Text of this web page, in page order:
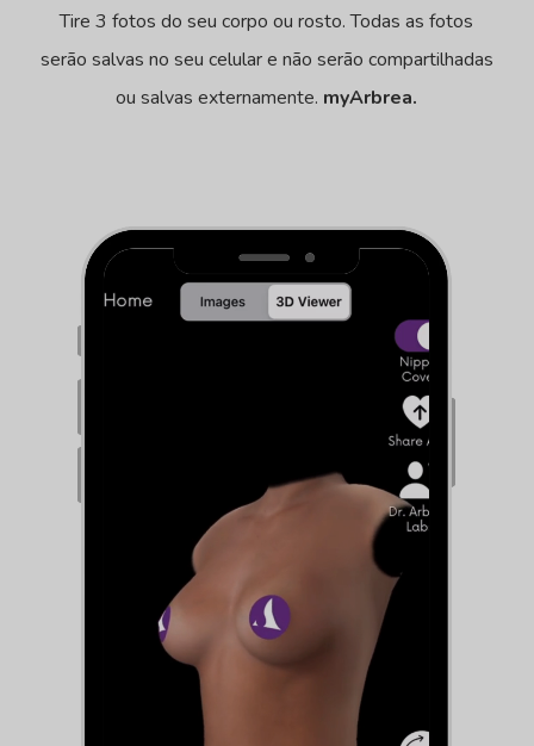
Tire 3 fotos do seu corpo ou rosto. Todas as fotos
serão salvas no seu celular e não serão compartilhadas
ou salvas externamente. myArbrea.